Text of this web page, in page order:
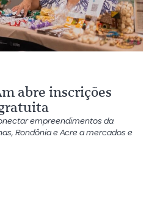
abre inscrições
empreendimentos da
Rondônia e Acre a mercados e